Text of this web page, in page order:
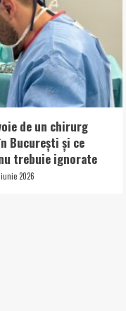
de un chirurg
București și ce
trebuie ignorate
2026